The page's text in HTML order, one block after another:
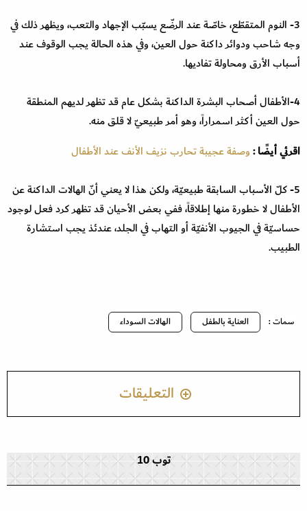
3- النوم المتقطّع، خاصّة عند الرضّع يسبّب الإجهاد والتعب، ويظهر ذلك في
وجه شاحب ودوائر داكنة حول العين، وفي هذه الحالة يجب الوقوف عند
أسباب الأرق ومحاولة تفاديها.
4-الأطفال أصحاب البشرة الداكنة بشكل عام قد تظهر لديهم المنطقة
حول العين أكثر اسمراراً، وهو أمر طبيعيّ لا قلق منه.
اقرئي أيضًا :وصفة عجيبة تحارب نزيف الأنف عند الأطفال
5- كلّ الأسباب السابقة طبيعيّة، ولكن هذا لا يعني أنّ الهالات الداكنة عن
الأطفال لا خطورة منها إطلاقاً، ففي بعض الأحيان قد تظهر كرد فعل لوجود
حساسيّة في الجيوب الأنفيّة أو التهاب في الجلد، عندئذ يجب استشارة
الطبيب.
سمات : العناية بالطفل الهالات السوداء
التعليقات
توب 10